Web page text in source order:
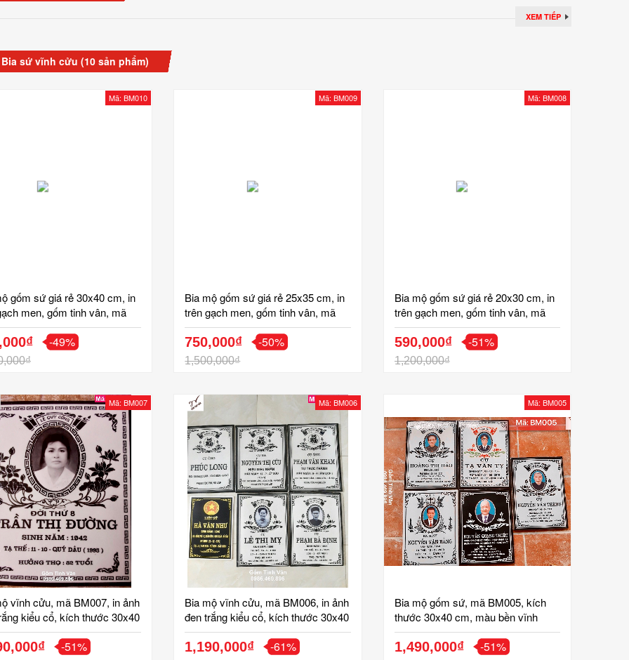
XEM TIẾP
Bia sứ vĩnh cửu (10 sản phẩm)
Mã: BM010
gốm sứ giá rẻ 30x40 cm, in
men, gốm tinh vân, mã
-49%
Mã: BM009
Bia mộ gốm sứ giá rẻ 25x35 cm, in
trên gạch men, gốm tinh vân, mã
BM009
750,000₫
1,500,000₫
-50%
Mã: BM008
Bia mộ gốm sứ giá rẻ 20x30 cm, in
trên gạch men, gốm tinh vân, mã
BM008
590,000₫
1,200,000₫
-51%
Mã: BM007
vĩnh cửu, mã BM007, in ảnh
kiểu cổ, kích thước 30x40
liệu gốm bát tràng cao
màu mãi mãi, bia sứ tinh
-51%
Mã: BM006
Bia mộ vĩnh cửu, mã BM006, in ảnh
đen trắng kiểu cổ, kích thước 30x40
cm, chất liệu gốm bát tràng cao
cấp, bền màu mãi mãi, bia sứ tinh
1,190,000₫ -61%
Mã: BM005
Bia mộ gốm sứ, mã BM005, kích
thước 30x40 cm, màu bền vĩnh
cửu, ảnh chân dung sắc nét, trang
trí đẹp, chữ rõ nét, phủ men bảo vệ,
1,490,000₫ -51%